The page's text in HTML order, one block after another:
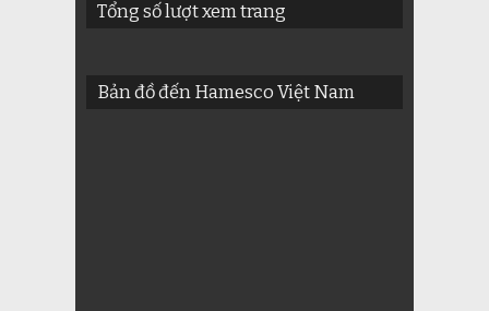
Tổng số lượt xem trang
Bản đồ đến Hamesco Việt Nam